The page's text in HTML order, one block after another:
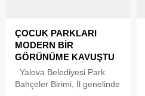
Yalova'da ilk kez bir bebek
geçici koruyucu aileye
emanet edildi. Daha önce iki
örnek aile, şimdi de bir
bebeğe güvenli ve sevgi
ÇOCUK PARKLARI
MODERN BİR
GÖRÜNÜME KAVUŞTU
Yalova Belediyesi Park
Bahçeler Birimi, İl genelinde